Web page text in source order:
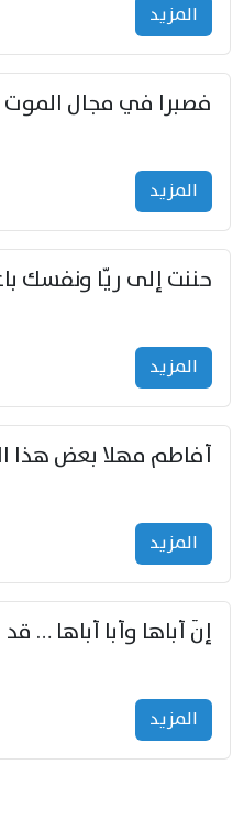
المزید
المزید
المزید
المزید
إنّ أباها وأبا أباها …
المزید